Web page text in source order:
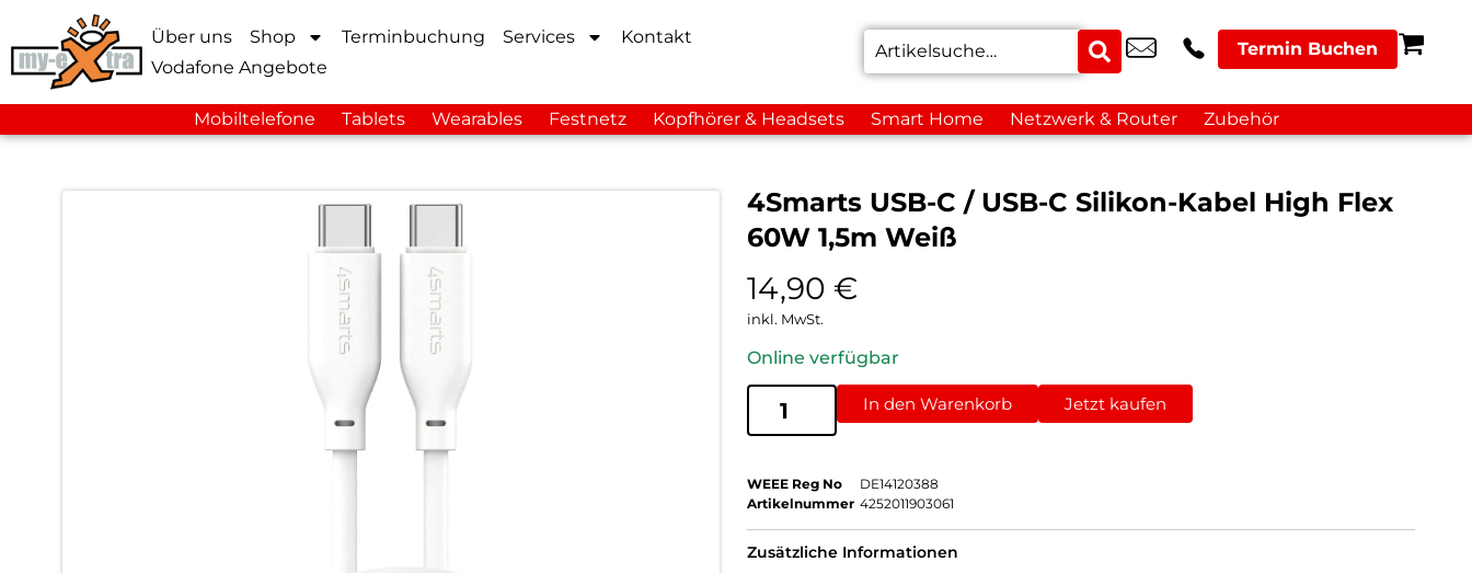
Über uns Shop Terminbuchung Services
Kontakt
Vodafone Angebote
Termin Buchen
Mobiltelefone Tablets Wearables Festnetz Kopfhörer & Headsets Smart Home Netzwerk & Router Zubehör
4Smarts USB-C / USB-C Silikon-Kabel High Flex
60W 1,5m Weiß
14,90 €
inkl. MwSt.
Online verfügbar
In den Warenkorb Jetzt kaufen
WEEE Reg No
DE14120388
Artikelnummer 4252011903061
Zusätzliche Informationen